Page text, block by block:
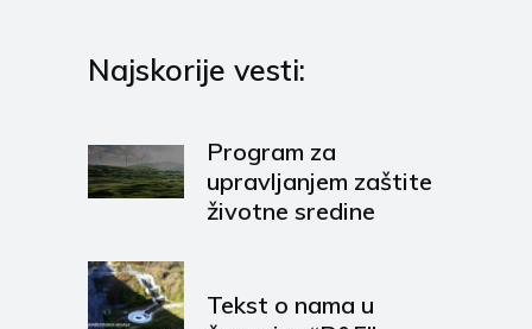
Najskorije vesti:
Program za
upravljanjem zaštite
životne sredine
Tekst o nama u